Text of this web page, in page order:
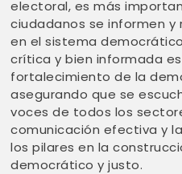
electoral, es más
ciudadanos se informen y
en el sistema
crítica y bien informada
fortalecimiento de la
asegurando que se
voces de todos los
comunicación efectiva y
los pilares en la
democrático y justo.